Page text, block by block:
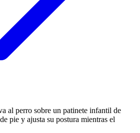
al perro sobre un patinete infantil de
pie y ajusta su postura mientras el